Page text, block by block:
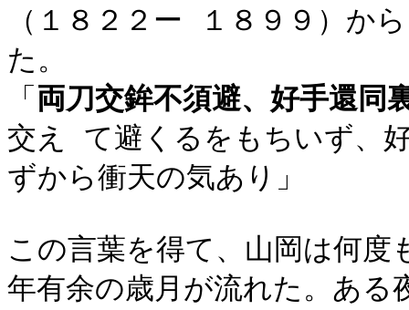
（１８２２ー １８９９）か
た。
「 両刀交鉾不須避、好手還同
交え て避くるをもちいず、
ずから衝天の気あり」
この言葉を得て、山岡は何
年有余の歳月が流れた。ある